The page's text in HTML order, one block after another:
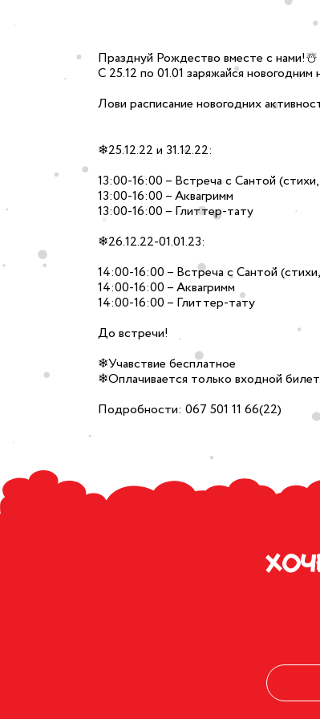
Празднуй Рождество вместе с нами!☃️
С 25.12 по 01.01 заряжайся
Лови расписание новогодних
❄25.12.22 и 31.12.22:
13:00-16:00 – Встреча с Сантой
13:00-16:00 – Аквагримм
13:00-16:00 – Глиттер-тату
❄26.12.22-01.01.23:
14:00-16:00 – Встреча с Сантой
14:00-16:00 – Аквагримм
14:00-16:00 – Глиттер-тату
До встречи!
❄Учавствие бесплатное
❄Оплачивается только входной билет
Подробности: 067 501 11 66(22)